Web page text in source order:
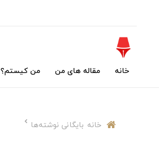
خانه مقاله های من من کیستم؟
خانه بایگانی نوشته‌ها